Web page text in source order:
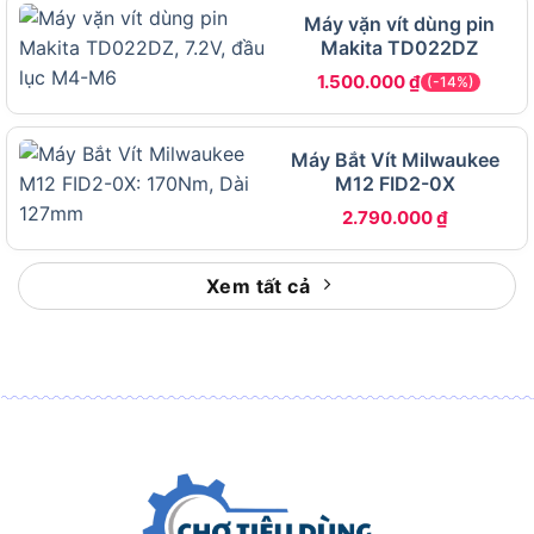
6.35mm và tay cầm công thái học, tạo nên tổng
thể gọn nhẹ phù hợp thi công trong không gian
hạn chế. Mỗi yếu tố thiết kế đều phục vụ một mục
tiêu thực tiễn cụ thể trong quá trình làm việc.
Makita DTD156Z có cấu tạo và thiết kế như thế nào?
Thân máy siêu ngắn 143mmlà điểm thiết kế
nổi bật nhất của DTD156Z. Chiều dài này cho
chọn thiết kế ảnh hưởng trực tiếp đến chi phí
đầu tư và tuổi thọ máy. So với dòng brushless
Máy vặn vít dùng pin
Makita TD022DZ
1.500.000₫ (-14%)
Máy Bắt Vít Milwaukee
M12 FID2-0X
2.790.000₫
Xem tất cả